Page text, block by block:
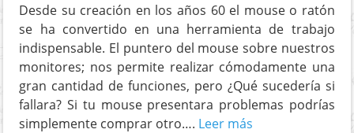
Desde su creación en los años 60 el mouse o ratón
se ha convertido en una herramienta de trabajo
indispensable. El puntero del mouse sobre nuestros
monitores; nos permite realizar cómodamente una
gran cantidad de funciones, pero ¿Qué sucedería si
fallara? Si tu mouse presentara problemas podrías
simplemente comprar otro…. Leer más